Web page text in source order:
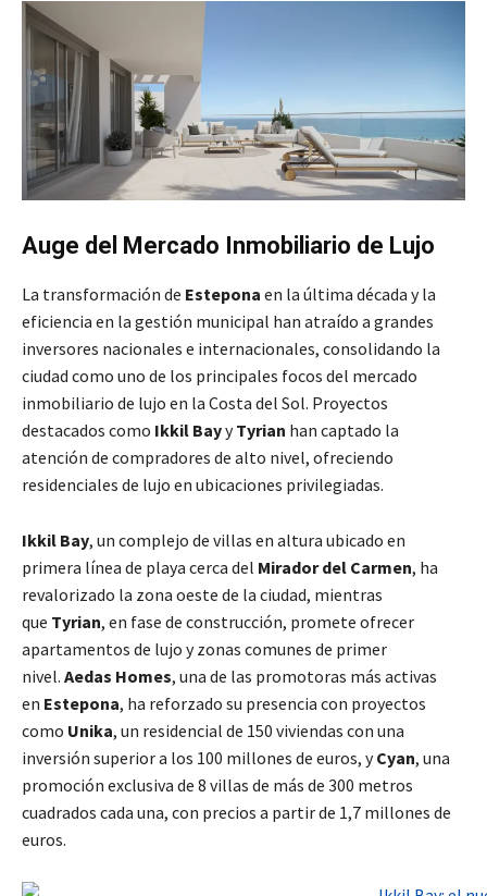
Auge del Mercado Inmobiliario de Lujo
La transformación de Estepona en la última década y la
eficiencia en la gestión municipal han atraído a grandes
inversores nacionales e internacionales, consolidando la
ciudad como uno de los principales focos del mercado
inmobiliario de lujo en la Costa del Sol. Proyectos
destacados como Ikkil BayyTyrian han captado la
atención de compradores de alto nivel, ofreciendo
residenciales de lujo en ubicaciones privilegiadas.
Ikkil Bay, un complejo de villas en altura ubicado en
primera línea de playa cerca del Mirador del Carmen, ha
revalorizado la zona oeste de la ciudad, mientras
que Tyrian, en fase de construcción, promete ofrecer
apartamentos de lujo y zonas comunes de primer
nivel. Aedas Homes, una de las promotoras más activas
en Estepona, ha reforzado su presencia con proyectos
como Unika, un residencial de 150 viviendas con una
inversión superior a los 100 millones de euros, yCyan, una
promoción exclusiva de 8 villas de más de 300 metros
cuadrados cada una, con precios a partir de 1,7 millones de
euros.